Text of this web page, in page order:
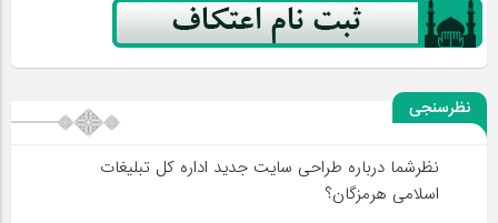
نظرسنجی
نظرشما درباره طراحی سایت جدید اداره کل تبلیغات
اسلامی هرمزگان؟